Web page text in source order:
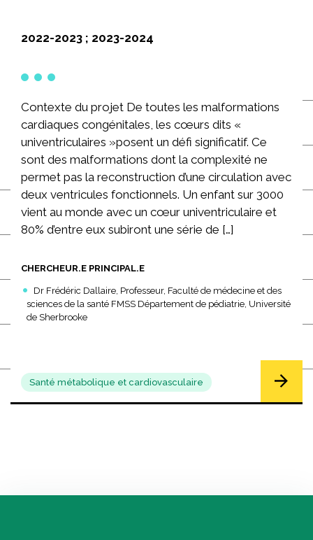
2022-2023 ; 2023-2024
Contexte du projet De toutes les malformations
cardiaques congénitales, les cœurs dits «
univentriculaires »posent un défi significatif. Ce
sont des malformations dont la complexité ne
permet pas la reconstruction d’une circulation avec
deux ventricules fonctionnels. Un enfant sur 3000
vient au monde avec un cœur univentriculaire et
80% d’entre eux subiront une série de […]
CHERCHEUR.E PRINCIPAL.E
Dr Frédéric Dallaire, Professeur, Faculté de médecine et des
sciences de la santé FMSS Département de pédiatrie, Université
de Sherbrooke
Santé métabolique et cardiovasculaire